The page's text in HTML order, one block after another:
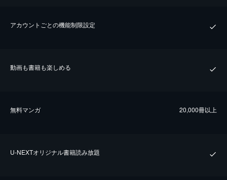
アカウントごとの機能制限設定
動画も書籍も楽しめる
無料マンガ 20,000冊以上
U-NEXTオリジナル書籍読み放題